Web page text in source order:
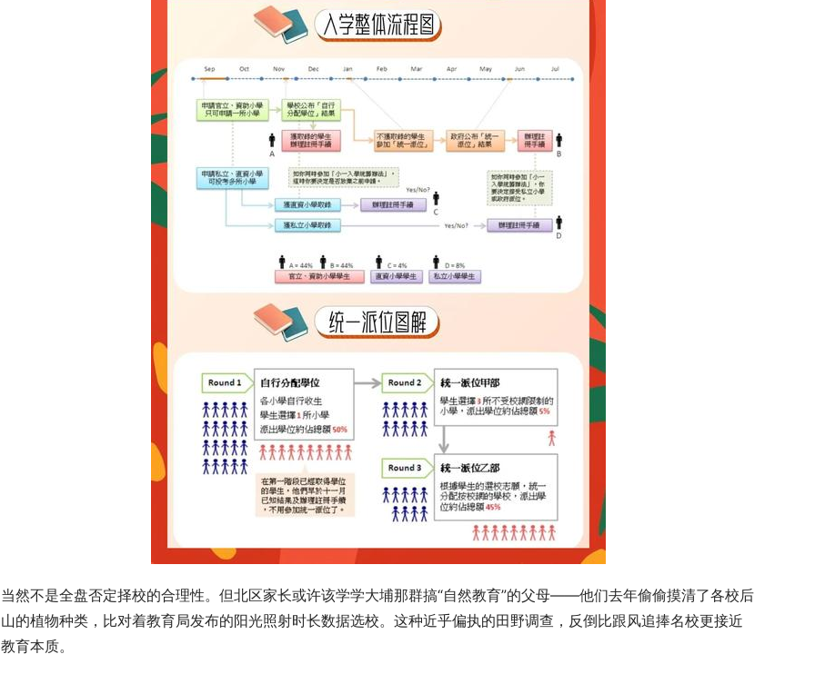
当然不是全盘否定择校的合理性。但北区家长或许该学学大埔那群搞“自然教育”的父母——他们去年偷偷摸清了各校后
山的植物种类，比对着教育局发布的阳光照射时长数据选校。这种近乎偏执的田野调查，反倒比跟风追捧名校更接近
教育本质。